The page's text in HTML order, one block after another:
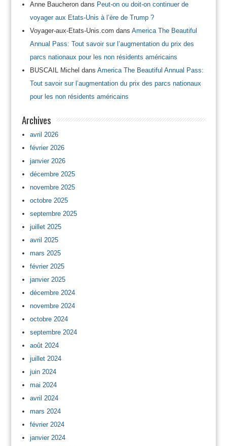
Anne Baucherondans Peut-on ou doit-on continuer de
voyager aux Etats-Unis à l’ère de Trump ?
Voyager-aux-Etats-Unis.com dans America The Beautiful
Annual Pass: Tout savoir sur l’augmentation du prix des
parcs nationaux pour les non résidents américains
BUSCAIL Michel dans America The Beautiful Annual Pass:
Tout savoir sur l’augmentation du prix des parcs nationaux
pour les non résidents américains
Archives
avril 2026
février 2026
janvier 2026
décembre 2025
novembre 2025
octobre 2025
septembre 2025
juillet 2025
avril 2025
mars 2025
février 2025
janvier 2025
décembre 2024
novembre 2024
octobre 2024
septembre 2024
août 2024
juillet 2024
juin 2024
mai 2024
avril 2024
mars 2024
février 2024
janvier 2024